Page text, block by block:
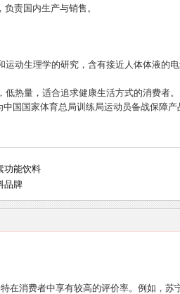
责国内生产与销售。
动生理学的研究，含有接近人体体液的
热量，适合追求健康生活方式的消费者。
国国家体育总局训练局运动员备战保障
功能饮料
品牌
在消费者中享有较高的评价率。例如，